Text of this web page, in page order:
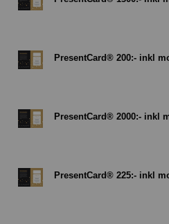
PresentCard® 200:- inkl
PresentCard® 2000:- inkl
PresentCard® 225:- inkl